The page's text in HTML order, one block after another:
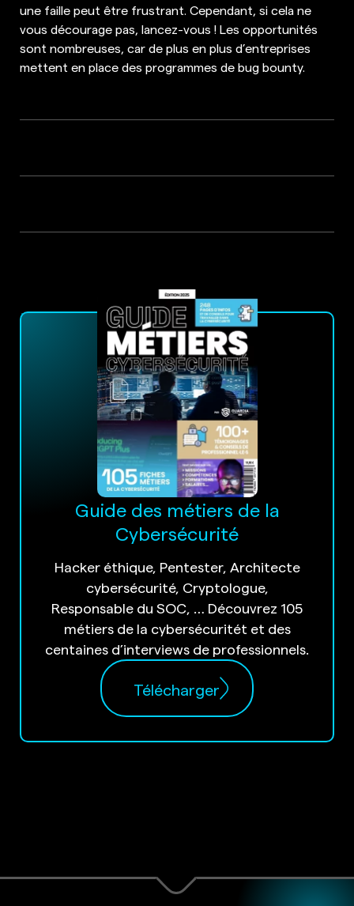
une faille peut être frustrant. Cependant, si cela ne
vous décourage pas, lancez-vous ! Les opportunités
sont nombreuses, car de plus en plus d’entreprises
mettent en place des programmes de bug bounty.
Guide des métiers de la
Cybersécurité
Hacker éthique, Pentester, Architecte
cybersécurité, Cryptologue,
Responsable du SOC, … Découvrez 105
métiers de la cybersécuritét et des
centaines d’interviews de professionnels.
Télécharger